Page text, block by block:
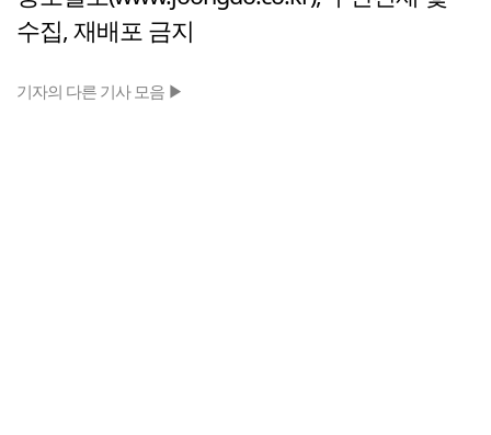
수집, 재배포 금지
기자의 다른 기사 모음 ▶